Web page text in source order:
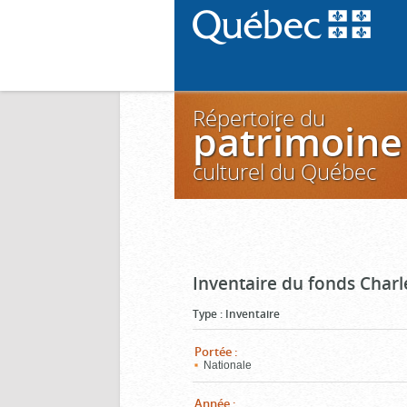
Répertoire du
patrimoine
culturel du Québec
Inventaire du fonds
Type : Inventaire
Portée :
Nationale